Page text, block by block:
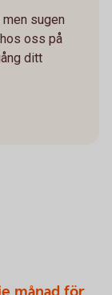
sugen
oss på
ditt